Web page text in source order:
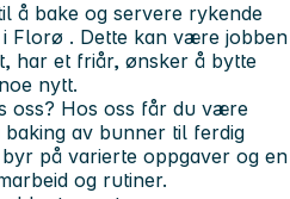
å bake og servere rykende
Florø . Dette kan være jobben
har et friår, ønsker å bytte
nytt.
oss? Hos oss får du være
av bunner til ferdig
på varierte oppgaver og en
og rutiner.